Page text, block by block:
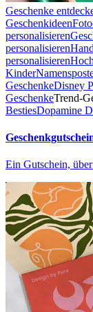
Geschenke
Geschenkideen
personalisieren
personalisieren
personalisieren
Kinder
GeschenkeDisney
GeschenkeTrend-
BestiesDopamine
Ein Gutschein,